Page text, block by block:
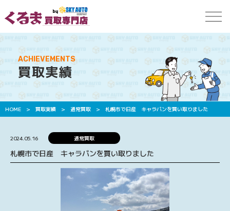
ACHIEVEMENTS
買取実績
HOME > 買取実績 > 通常買取 > 札幌市で日産 キャラバンを買い取りました
2024.05.16 通常買取
札幌市で日産 キャラバンを買い取りました